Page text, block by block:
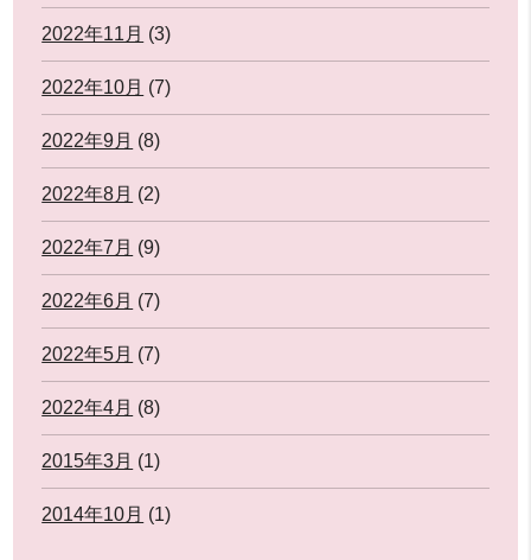
2022年11月 (3)
2022年10月 (7)
2022年9月 (8)
2022年8月 (2)
2022年7月 (9)
2022年6月 (7)
2022年5月 (7)
2022年4月 (8)
2015年3月 (1)
2014年10月 (1)